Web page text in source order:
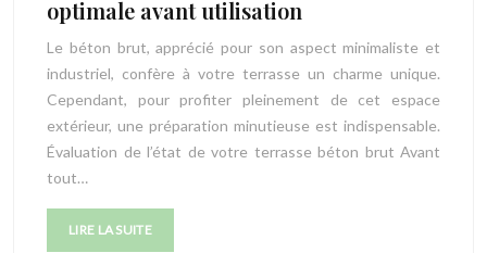
optimale avant utilisation
Le béton brut, apprécié pour son aspect minimaliste et
industriel, confère à votre terrasse un charme unique.
Cependant, pour profiter pleinement de cet espace
extérieur, une préparation minutieuse est indispensable.
Évaluation de l’état de votre terrasse béton brut Avant
tout…
LIRE LA SUITE